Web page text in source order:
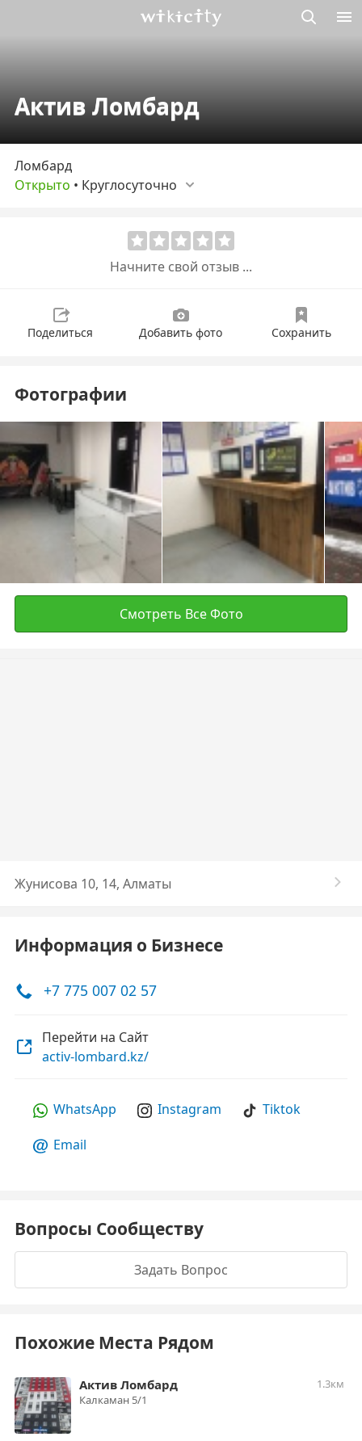
Актив Ломбард
Ломбард
Открыто • Круглосуточно
Начните свой отзыв ...
Поделиться Добавить фото Сохранить
Фотографии
Смотреть Все Фото
Жунисова 10, 14, Алматы
Информация о Бизнесе
+7 775 007 02 57
Перейти на Сайт
activ-lombard.kz/
WhatsApp Instagram
Tiktok
Email
Вопросы Сообществу
Задать Вопрос
Похожие Места Рядом
Актив Ломбард
1.3км
Калкаман 5/1